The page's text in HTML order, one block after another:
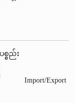
စည်း
Import/Export